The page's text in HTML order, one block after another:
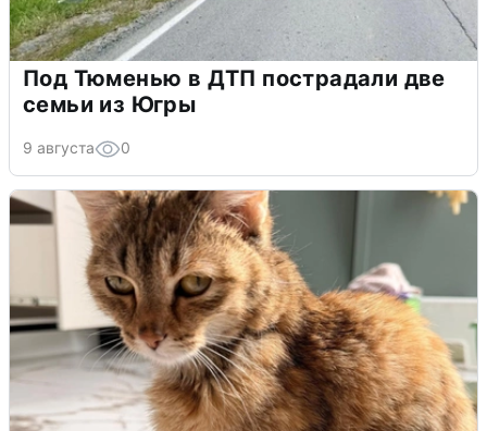
Под Тюменью в ДТП пострадали две
семьи из Югры
9 августа 0